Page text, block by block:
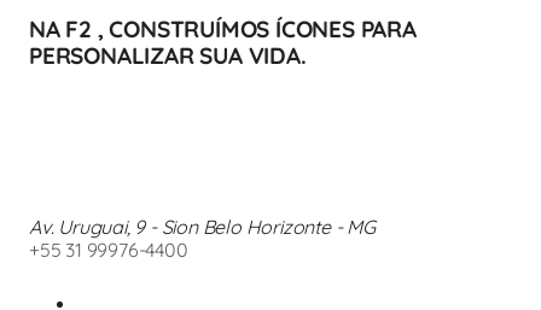
NA F2 , CONSTRUÍMOS ÍCONES PARA
PERSONALIZAR SUA VIDA.
Av. Uruguai, 9 - Sion Belo Horizonte - MG
+55 31 99976-4400